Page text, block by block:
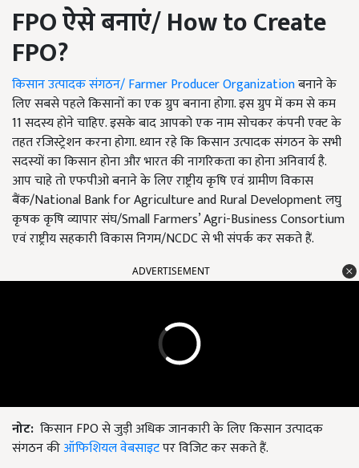
FPOऐसे बनाएं/How toCreate
FPO?
किसान उत्पादक संगठन/ Farmer Producer Organizationबनाने के
लिए सबसे पहले किसानों का एक ग्रुप बनाना होगा. इस ग्रुप में कम से कम
11 सदस्य होने चाहिए. इसके बाद आपको एक नाम सोचकर कंपनी एक्ट के
तहत रजिस्ट्रेशन करना होगा. ध्यान रहे कि किसान उत्पादक संगठन के सभी
सदस्यों का किसान होना और भारत की नागरिकता का होना अनिवार्य है.
आप चाहे तो एफपीओ बनाने के लिए राष्ट्रीय कृषि एवं ग्रामीण विकास
बैंक/National Bank for Agriculture and Rural Development लघु
कृषक कृषि व्यापार संघ/Small Farmers’ Agri-Business Consortium
एवं राष्ट्रीय सहकारी विकास निगम/NCDC से भी संपर्क कर सकते हैं.
ADVERTISEMENT
नोट: किसानFPO से जुड़ी अधिक जानकारी के लिए किसान उत्पादक
संगठन कीऑफिशियल वेबसाइटपर विजिट कर सकते हैं.